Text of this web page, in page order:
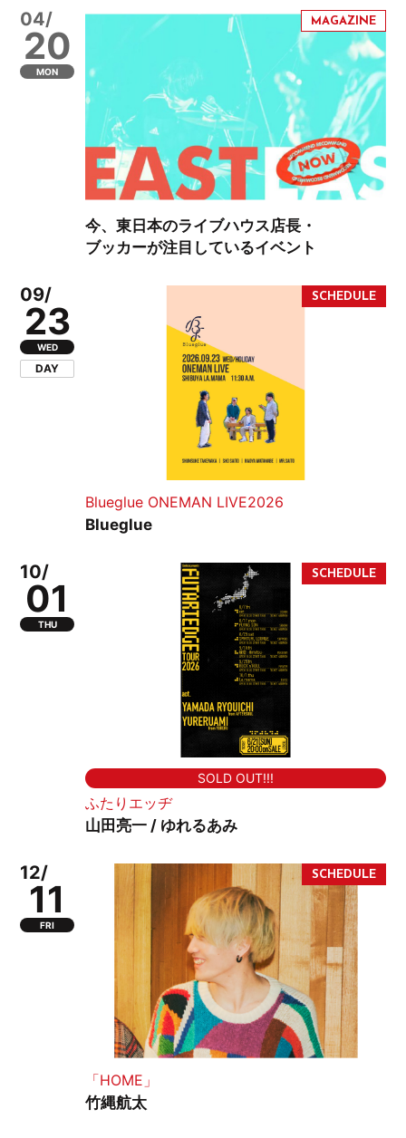
04/
20
MON
今、東日本のライブハウス店長・
ブッカーが注目しているイベント
09/
23
WED
DAY
Blueglue ONEMAN LIVE2026
Blueglue
10/
01
THU
SOLD OUT!!!
ふたりエッヂ
山田亮一 / ゆれるあみ
12/
11
FRI
「HOME」
竹縄航太